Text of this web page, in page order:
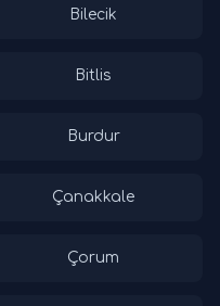
Bilecik
Bitlis
Burdur
Çanakkale
Çorum